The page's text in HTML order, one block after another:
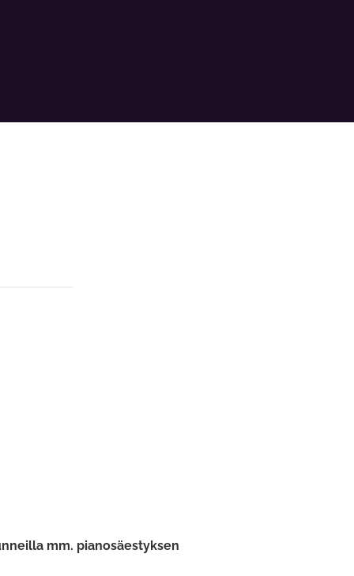
mm. pianosäestyksen